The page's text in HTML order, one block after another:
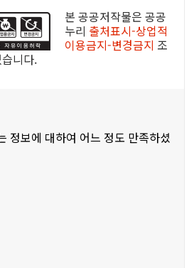
본 공공저작물은 공공
누리 출처표시-상업적
이용금지-변경금지 조
니다.
정보에 대하여 어느 정도 만족하셨